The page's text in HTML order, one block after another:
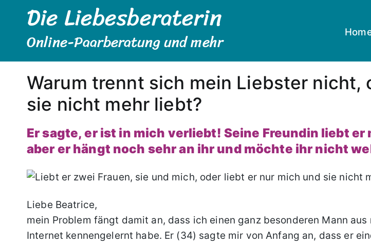
springenDie Liebesberaterin
Online-Paarberatung und mehr
Warum trennt sich mein Liebster nicht,
sie nicht mehr liebt?
Er sagte, er ist in mich verliebt! Seine Freundin liebt er
aber er hängt noch sehr an ihr und möchte ihr nicht
Liebe Beatrice,
mein Problem fängt damit an, dass ich einen ganz besonderen Mann aus
Internet kennengelernt habe. Er (34) sagte mir von Anfang an, dass er